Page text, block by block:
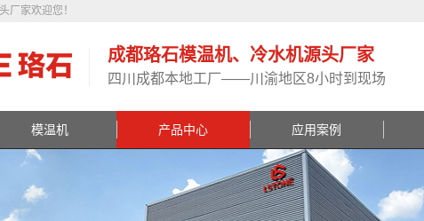
厂家欢迎您！
成都珞石模温机、冷水机源头厂家
四川成都本地工厂——川渝地区8小时到现场
模温机 产品中心 应用案例